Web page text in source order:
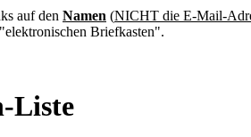
auf den Namen (NICHT die E-Mail-
Briefkasten".
Liste